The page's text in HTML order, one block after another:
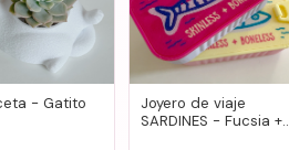
- Gatito
Joyero de viaje
SARDINES - Fucsia +